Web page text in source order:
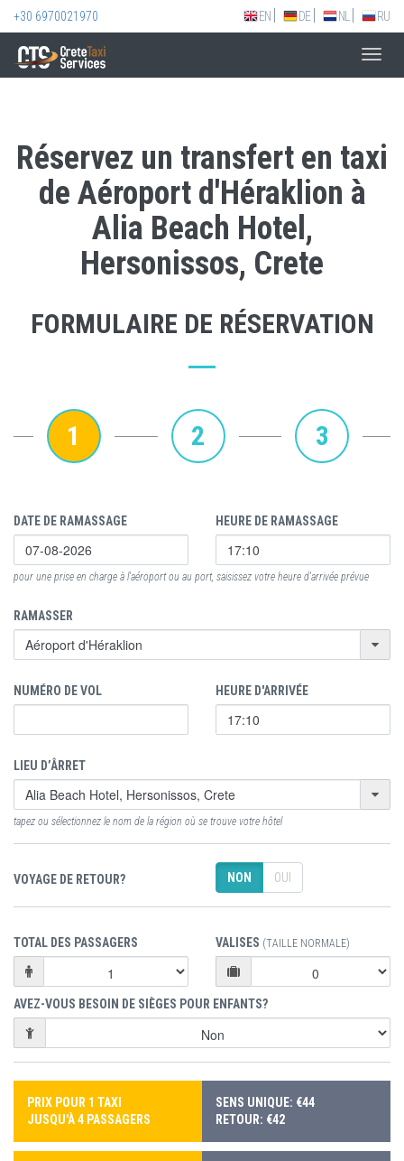
+30 6970021970 EN DE NL RU
Réservez un transfert en taxi
de Aéroport d'Héraklion à
Alia Beach Hotel,
Hersonissos, Crete
FORMULAIRE DE RÉSERVATION
1 2 3
DATE DE RAMASSAGE HEURE DE RAMASSAGE
pour une prise en charge à l'aéroport ou au port, saisissez votre heure d'arrivée prévue
RAMASSER
NUMÉRO DE VOL HEURE D'ARRIVÉE
LIEU D’ÂRRET
tapez ou sélectionnez le nom de la région où se trouve votre hôtel
VOYAGE DE RETOUR? NON OUI
TOTAL DES PASSAGERS VALISES (TAILLE NORMALE)
AVEZ-VOUS BESOIN DE SIÈGES POUR ENFANTS?
PRIX POUR 1 TAXI
JUSQU'À 4 PASSAGERS
SENS UNIQUE: €44
RETOUR: €42